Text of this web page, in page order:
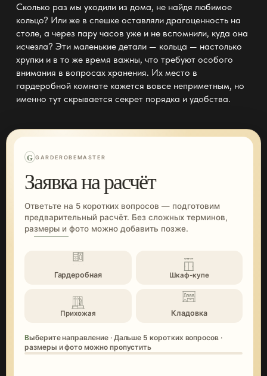
Сколько раз мы уходили из дома, не найдя любимое
кольцо? Или же в спешке оставляли драгоценность на
столе, а через пару часов уже и не вспомнили, куда она
исчезла? Эти маленькие детали — кольца — настолько
хрупки и в то же время важны, что требуют особого
внимания в вопросах хранения. Их место в
гардеробнойкомнате кажется вовсе неприметным, но
именно тут скрывается секрет порядка и удобства.
G GARDEROBEMASTER
Заявка на расчёт
Ответьте на 5 коротких вопросов — подготовим
предварительный расчёт. Без сложных терминов,
размеры и фото можно добавить позже.
Гардеробная Шкаф-купе
Прихожая Кладовка
Выберите направление · Дальше 5 коротких вопросов ·
размеры и фото можно пропустить